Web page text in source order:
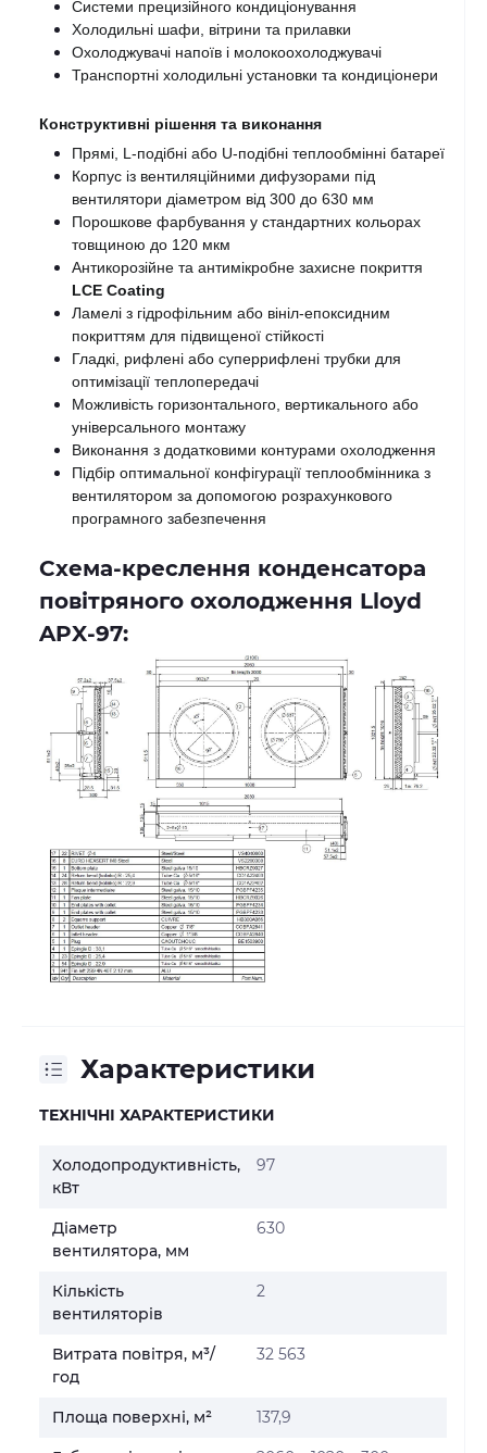
Системи прецизійного кондиціонування
Холодильні шафи, вітрини та прилавки
Охолоджувачі напоїв і молокоохолоджувачі
Транспортні холодильні установки та кондиціонери
Конструктивні рішення та виконання
Прямі, L-подібні або U-подібні теплообмінні батареї
Корпус із вентиляційними дифузорами під
вентилятори діаметром від 300 до 630 мм
Порошкове фарбування у стандартних кольорах
товщиною до 120 мкм
LCE Coating
Ламелі з гідрофільним або вініл-епоксидним
покриттям для підвищеної стійкості
Гладкі, рифлені або суперрифлені трубки для
оптимізації теплопередачі
Можливість горизонтального, вертикального або
універсального монтажу
Виконання з додатковими контурами охолодження
Підбір оптимальної конфігурації теплообмінника з
вентилятором за допомогою розрахункового
програмного забезпечення
Схема-креслення конденсатора
повітряного охолодження Lloyd
APX-97:
Характеристики
ТЕХНІЧНІ ХАРАКТЕРИСТИКИ
Холодопродуктивність,
кВт
97
Діаметр
вентилятора, мм
630
Кількість
вентиляторів
2
Витрата повітря, м³/
год
32 563
Площа поверхні, м² 137,9